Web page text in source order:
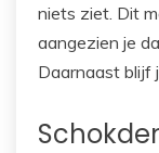
niets ziet. Dit
aangezien je
Daarnaast blijf